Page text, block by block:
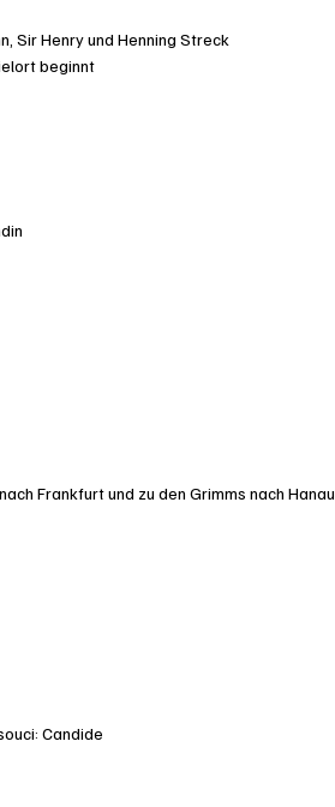
Sir Henry und Henning Streck
beginnt
Frankfurt und zu den Grimms nach Hanau
Candide